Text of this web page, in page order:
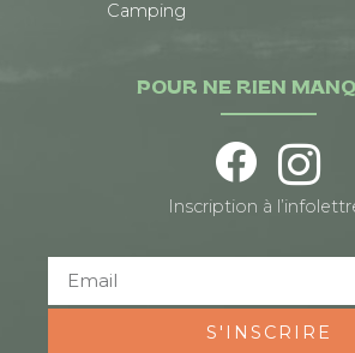
Camping
POUR NE RIEN
Inscription à
S'INSCRIRE